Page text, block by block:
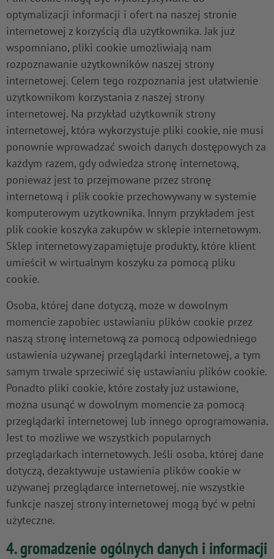
optymalizacji informacji i ofert na naszej stronie
internetowej z korzyścią dla użytkownika. Jak już
wspomniano, pliki cookie umożliwiają nam
rozpoznawanie użytkowników naszej strony
internetowej. Celem tego rozpoznania jest ułatwienie
użytkownikom korzystania z naszej strony
internetowej. Na przykład użytkownik strony
internetowej, która wykorzystuje pliki cookie, nie musi
ponownie wprowadzać swoich danych dostępowych za
każdym razem, gdy odwiedza stronę internetową,
ponieważ jest to przejmowane przez stronę
internetową i plik cookie przechowywany w systemie
komputerowym użytkownika. Innym przykładem jest
plik cookie koszyka zakupów w sklepie internetowym.
Sklep internetowy zapamiętuje produkty, które klient
umieścił w wirtualnym koszyku za pomocą pliku
cookie.
Osoba, której dane dotyczą, może w dowolnym
momencie zapobiec ustawianiu plików cookie przez
naszą stronę internetową za pomocą odpowiedniego
ustawienia używanej przeglądarki internetowej, a tym
samym trwale sprzeciwić się ustawianiu plików cookie.
Ponadto pliki cookie, które zostały już ustawione,
można usunąć w dowolnym momencie za pomocą
przeglądarki internetowej lub innego oprogramowania.
Jest to możliwe we wszystkich popularnych
przeglądarkach internetowych. Jeśli osoba, której dane
dotyczą, dezaktywuje ustawienia plików cookie w
używanej przeglądarce internetowej, nie wszystkie
funkcje naszej strony internetowej mogą być w pełni
użyteczne.
4. gromadzenie ogólnych danych i informacji